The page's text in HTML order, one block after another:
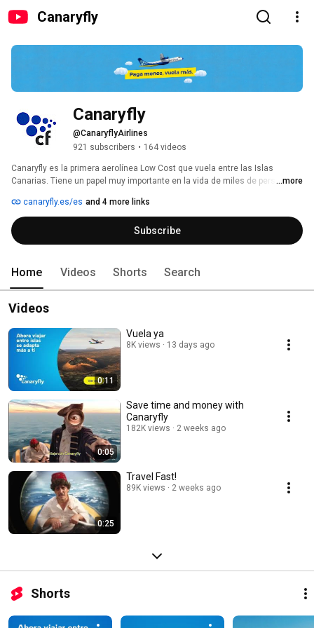
Canaryfly
Canaryfly
@CanaryflyAirlines
921 subscribers • 164 videos
Canaryfly es la primera aerolínea Low Cost que vuela entre las Islas
Canarias. Tiene un papel muy importante en la vida de miles de personas
precios en el transporte entre islas.
...more
canaryfly.es/es and 4 more links
Subscribe
Home Videos Shorts Search
Videos
0:11
Vuela ya
8K views 13 days ago
0:05
Save time and money with
Canaryfly
182K views 2 weeks ago
0:25
Travel Fast!
89K views 2 weeks ago
Shorts